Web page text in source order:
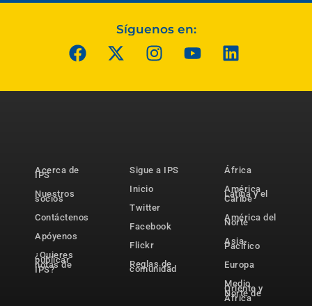
Síguenos en:
Acerca de
IPS
Nuestros
socios
Contáctenos
Apóyenos
¿Quieres
publicar
notas de
IPS?
Sigue a IPS
Inicio
Twitter
Facebook
Flickr
Reglas de
comunidad
África
América
Latina y el
Caribe
América del
Norte
Asia-
Pacífico
Europa
Medio
Oriente y
Norte de
África